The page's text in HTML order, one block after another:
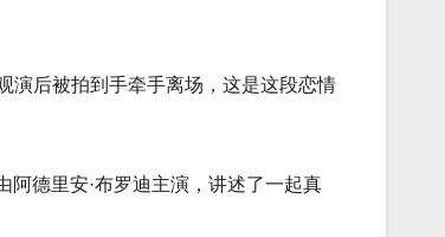
演后被拍到手牵手离场，这是这段恋情
阿德里安·布罗迪主演，讲述了一起真